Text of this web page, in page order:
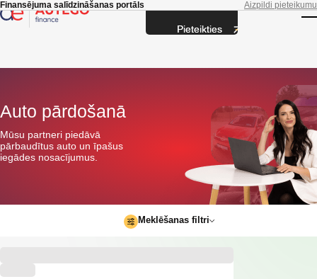
Skip to main content
Finansējuma salīdzināšanas portāls Aizpildi pieteikumu
Auto pārdošanā
Mūsu partneri piedāvā
pārbaudītus auto un īpašus
iegādes nosacījumus.
Meklēšanas filtri